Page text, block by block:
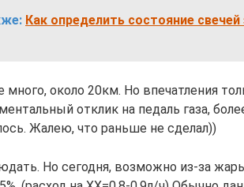
Как определить состояние
много, около 20км. Но впечатления
отклик на педаль газа,
Жалею, что раньше не сделал))
Но сегодня, возможно из-за